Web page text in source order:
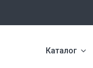
Каталог